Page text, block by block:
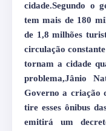
cidade.Segundo o
tem mais de 180
de 1,8 milhões
circulação
tornam a cidade
problema,Jânio
Governo a criação
tire esses ônibus
emitirá um